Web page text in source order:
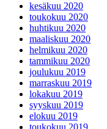
kesäkuu 2020
toukokuu 2020
huhtikuu 2020
maaliskuu 2020
helmikuu 2020
tammikuu 2020
joulukuu 2019
marraskuu 2019
lokakuu 2019
syyskuu 2019
elokuu 2019